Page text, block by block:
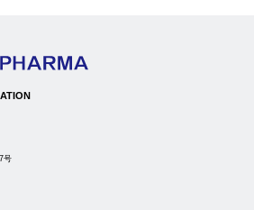
号